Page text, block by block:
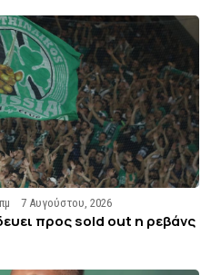
7 Αυγούστου, 2026
προς sold out η ρεβάνς